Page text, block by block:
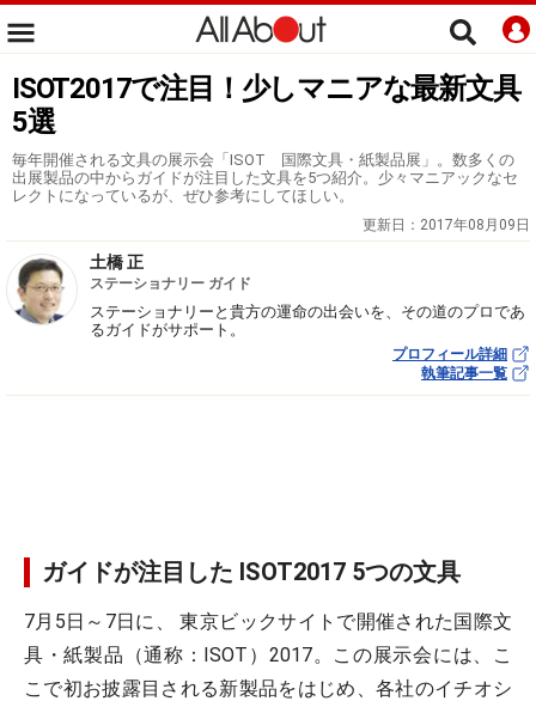
ISOT2017で注目！少しマニアな最新文具
5選
毎年開催される文具の展示会「ISOT 国際文具・紙製品展」。数多くの
出展製品の中からガイドが注目した文具を5つ紹介。少々マニアックなセ
レクトになっているが、ぜひ参考にしてほしい。
更新日： 2017年08月09日
土橋 正
ステーショナリー ガイド
ステーショナリーと貴方の運命の出会いを、その道のプロであ
るガイドがサポート。
プロフィール詳細
執筆記事一覧
ガイドが注目した ISOT2017 5つの文具
7月5日～7日に、 東京ビックサイトで開催された国際文
具・紙製品（通称：ISOT）2017。この展示会には、こ
こで初お披露目される新製品をはじめ、各社のイチオシ